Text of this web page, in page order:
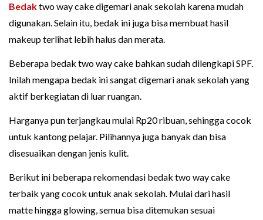
Bedaktwo way cake digemari anak sekolah karena mudah
digunakan. Selain itu, bedak ini juga bisa membuat hasil
makeup terlihat lebih halus dan merata.
Beberapa bedak two way cake bahkan sudah dilengkapi SPF.
Inilah mengapa bedak ini sangat digemari anak sekolah yang
aktif berkegiatan di luar ruangan.
Harganya pun terjangkau mulai Rp20 ribuan, sehingga cocok
untuk kantong pelajar. Pilihannya juga banyak dan bisa
disesuaikan dengan jenis kulit.
Berikut ini beberapa rekomendasi bedak two way cake
terbaik yang cocok untuk anak sekolah. Mulai dari hasil
matte hingga glowing, semua bisa ditemukan sesuai